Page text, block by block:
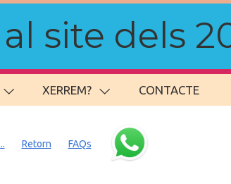
site dels
XERREM? CONTACTE
Retorn FAQs